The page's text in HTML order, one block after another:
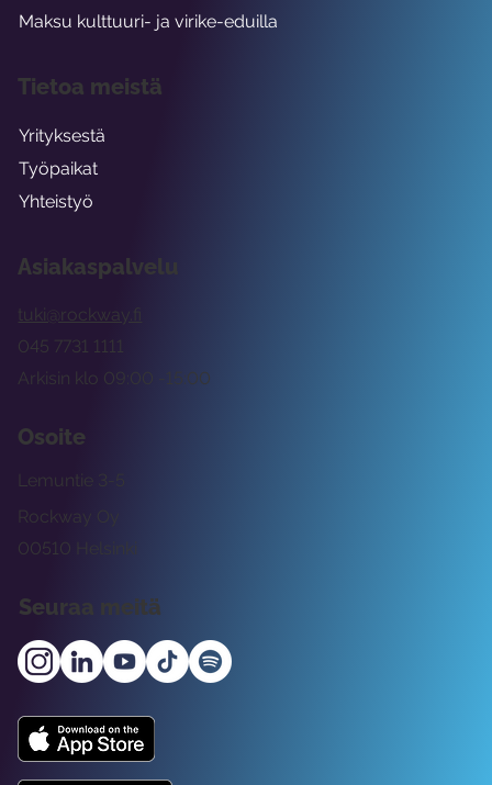
Asiakaspalvelu
tuki@rockway.fi
Arkisin klo 09:00 -15:00
045 7731 1111
Osoite
Rockway Oy
Lemuntie 3-5
00510 Helsinki
Seuraa meitä
Maksu kulttuuri- ja virike-eduilla
Tietoa meistä
Yrityksestä
Työpaikat
Yhteistyö